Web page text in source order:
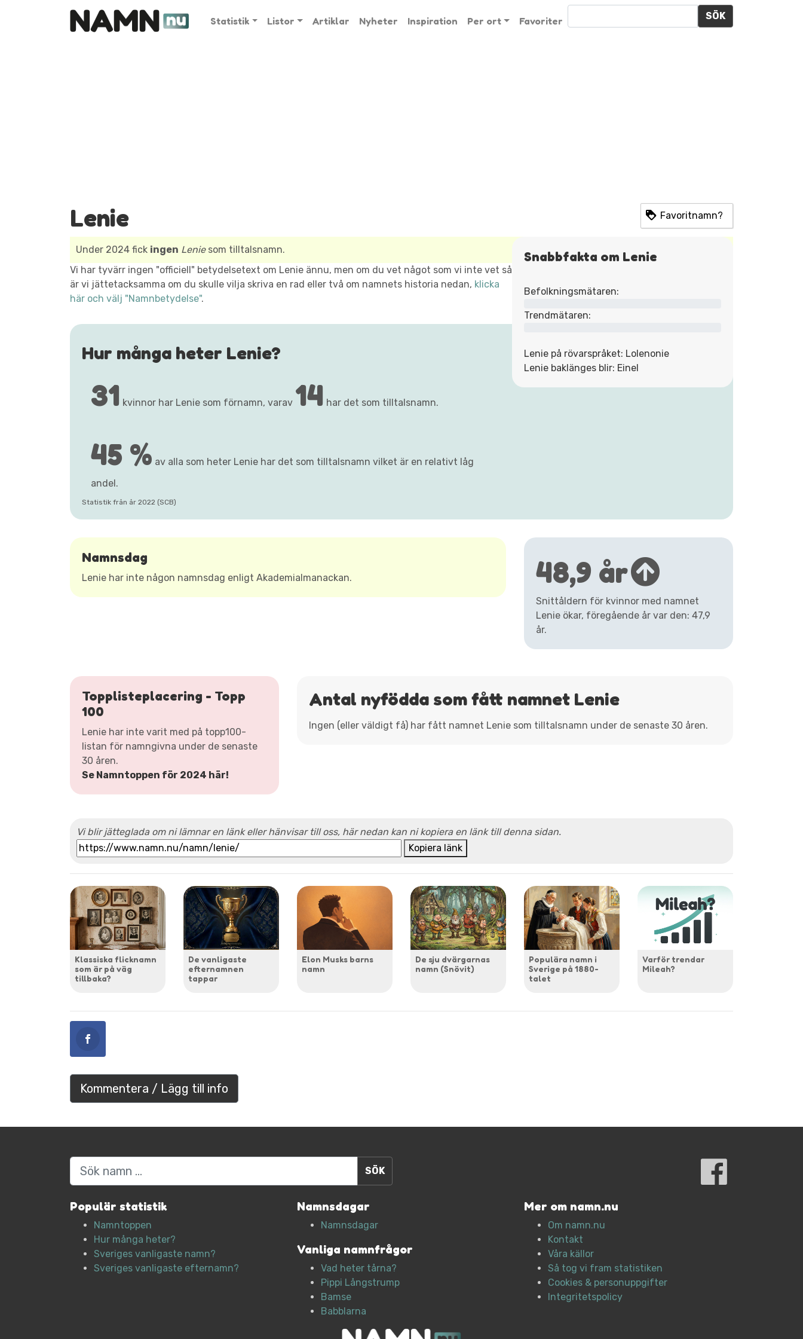
Statistik Listor Artiklar Nyheter Inspiration Per ort Favoriter SÖK
Lenie Favoritnamn?
Snabbfakta om Lenie
Befolkningsmätaren:
Trendmätaren:
Lenie på rövarspråket: Lolenonie
Lenie baklänges blir: Einel
Under 2024 fick ingen Leniesom tilltalsnamn.
Vi har tyvärr ingen "officiell" betydelsetext om Lenie ännu, men om du vet något som vi inte vet så
är vi jättetacksamma om du skulle vilja skriva en rad eller två om namnets historia nedan, klicka
här och välj "Namnbetydelse".
Hur många heter Lenie?
31 kvinnor har Lenie som förnamn, varav 14 har det som tilltalsnamn.
45 % av alla som heter Lenie har det som tilltalsnamn vilket är en relativt låg
andel.
Statistik från år 2022 (SCB)
Namnsdag
Lenie har inte någon namnsdag enligt Akademialmanackan. 48,9 år
Snittåldern för kvinnor med namnet
Lenie ökar, föregående år var den: 47,9
år.
Topplisteplacering - Topp
100
Lenie har inte varit med på topp100-
listan för namngivna under de senaste
30 åren.
Se Namntoppen för 2024 här!
Antal nyfödda som fått namnet Lenie
Ingen (eller väldigt få) har fått namnet Lenie som tilltalsnamn under de senaste 30 åren.
Vi blir jätteglada om ni lämnar en länk eller hänvisar till oss, här nedan kan ni kopiera en länk till denna sidan.
Kopiera länk
Klassiska flicknamn
som är på väg
tillbaka?
De vanligaste
efternamnen
tappar
Elon Musks barns
namn
De sju dvärgarnas
namn (Snövit)
Populära namn i
Sverige på 1880-
talet
Varför trendar
Mileah?
Kommentera / Lägg till info
Sök
Populär statistik
Namntoppen
Hur många heter?
Sveriges vanligaste namn?
Sveriges vanligaste efternamn?
Namnsdagar
Namnsdagar
Vanliga namnfrågor
Vad heter tårna?
Pippi Långstrump
Bamse
Babblarna
Mer om namn.nu
Om namn.nu
Kontakt
Våra källor
Så tog vi fram statistiken
Cookies & personuppgifter
Integritetspolicy